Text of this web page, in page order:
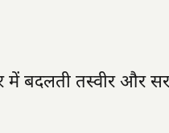
बदलती तस्वीर और